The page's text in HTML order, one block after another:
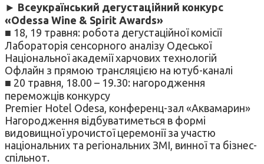
► Всеукраїнський дегустаційний конкурс
«Odessa Wine & Spirit Awards»
■ 18, 19 травня: робота дегустаційної комісії
Лабораторія сенсорного аналізу Одеської
Національної академії харчових технологій
Офлайн з прямою трансляцією на ютуб-каналі
■ 20 травня, 18.00 – 19.30: нагородження
переможців конкурсу
Premier Hotel Odesa, конференц-зал «Аквамарин»
Нагородження відбуватиметься в формі
видовищної урочистої церемонії за участю
національних та регіональних ЗМІ, винної та бізнес-
спільнот.